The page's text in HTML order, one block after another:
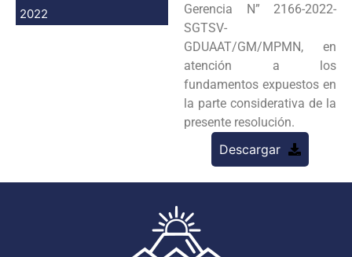
2022
Gerencia N” 2166-2022-
SGTSV-
GDUAAT/GM/MPMN, en
atención a los
fundamentos expuestos en
la parte considerativa de la
presente resolución.
Descargar